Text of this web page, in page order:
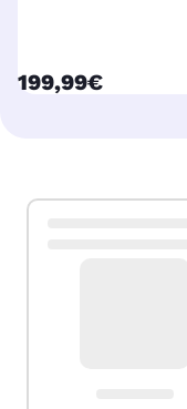
currentPrice
199,99€